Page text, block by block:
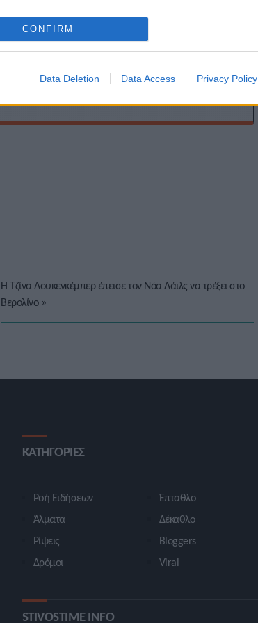
CONFIRM
Data Deletion Data Access Privacy Policy
Η Τζίνα Λουκενκέμπερ έπεισε τον Νόα Λάιλς να τρέξει στο
Βερολίνο»
ΚΑΤΗΓΟΡΙΕΣ
Ροή Ειδήσεων
Άλματα
Ρίψεις
Δρόμοι
Έπταθλο
Δέκαθλο
Bloggers
Viral
STIVOSTIME INFO